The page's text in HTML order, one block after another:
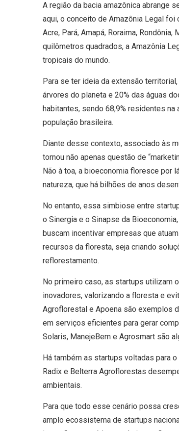
A região da bacia amazônica abrange
aqui, o conceito de Amazônia Legal
Acre, Pará, Amapá, Roraima,
quilômetros quadrados, a Amazônia
tropicais do mundo.
Para se ter ideia da extensão
árvores do planeta e 20% das águas
habitantes, sendo 68,9% residentes na
população brasileira.
Diante desse contexto, associado às
tornou não apenas questão de
Não à toa, a bioeconomia floresce por
natureza, que há bilhões de anos
No entanto, essa simbiose entre
o Sinergia e o Sinapse da
buscam incentivar empresas que
recursos da floresta, seja criando
reflorestamento.
No primeiro caso, as startups utilizam
inovadores, valorizando a floresta e
Agroflorestal e Apoena são exemplos
em serviços eficientes para gerar
Solaris, ManejeBem e Agrosmart são
Há também as startups voltadas para
Radix e Belterra Agroflorestas
ambientais.
Para que todo esse cenário possa
amplo ecossistema de startups